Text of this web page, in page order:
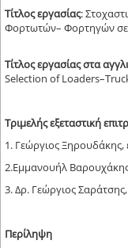
Τίτλος εργασίας:
Φορτωτών– Φορτηγών σε
Τίτλος εργασίας στα
Selection of
Τριμελής εξεταστική
1. Γεώργιος
2.Εμμανουήλ
3. Δρ. Γεώργιος
Περίληψη